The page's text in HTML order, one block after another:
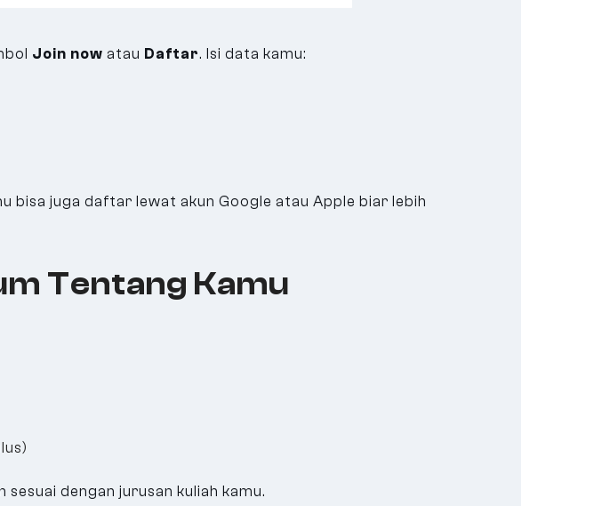
Join now atau Daftar. Isi data kamu:
bisa juga daftar lewat akun Google atau Apple biar lebih
Tentang Kamu
dengan jurusan kuliah kamu.